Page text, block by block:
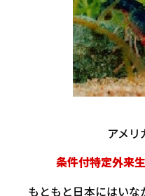
アメリ
条件付特定外来
もともと日本にはいな